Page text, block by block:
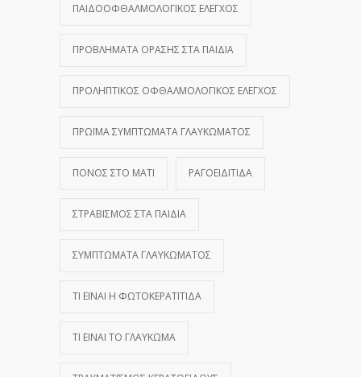
ΠΑΙΔΟΟΦΘΑΛΜΟΛΟΓΙΚΌΣ ΈΛΕΓΧΟΣ
ΠΡΟΒΛΉΜΑΤΑ ΌΡΑΣΗΣ ΣΤΑ ΠΑΙΔΙΆ
ΠΡΟΛΗΠΤΙΚΌΣ ΟΦΘΑΛΜΟΛΟΓΙΚΌΣ ΈΛΕΓΧΟΣ
ΠΡΏΙΜΑ ΣΥΜΠΤΏΜΑΤΑ ΓΛΑΥΚΏΜΑΤΟΣ
ΠΌΝΟΣ ΣΤΟ ΜΆΤΙ ΡΑΓΟΕΙΔΊΤΙΔΑ
ΣΤΡΑΒΙΣΜΌΣ ΣΤΑ ΠΑΙΔΙΆ
ΣΥΜΠΤΏΜΑΤΑ ΓΛΑΥΚΏΜΑΤΟΣ
ΤΙ ΕΊΝΑΙ Η ΦΩΤΟΚΕΡΑΤΊΤΙΔΑ
ΤΙ ΕΊΝΑΙ ΤΟ ΓΛΑΎΚΩΜΑ